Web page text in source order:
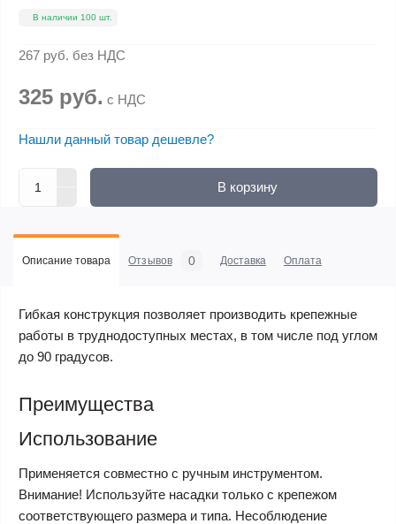
В наличии 100 шт.
267 руб. без НДС
325 руб. с НДС
Нашли данный товар дешевле?
В корзину
Описание товара Отзывов 0 Доставка Оплата
Гибкая конструкция позволяет производить крепежные
работы в труднодоступных местах, в том числе под углом
до 90 градусов.
Преимущества
Использование
Применяется совместно с ручным инструментом.
Внимание! Используйте насадки только с крепежом
соответствующего размера и типа. Несоблюдение